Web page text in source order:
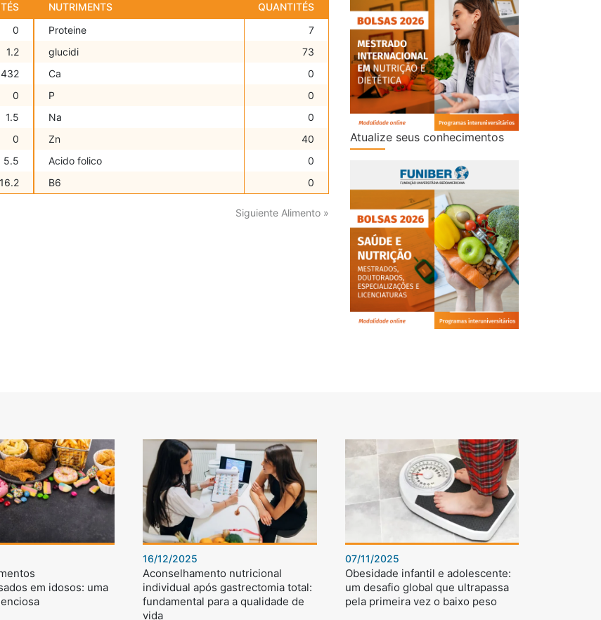
0
1.2
432
0
1.5
0
5.5
16.2
NUTRIMENTS
QUANTITÉS
Proteine
7
glucidi
73
Ca
0
P
0
Na
0
Zn
40
Acido folico
0
B6
0
Siguiente Alimento »
Atualize seus conhecimentos
em idosos: uma
16/12/2025
Aconselhamento nutricional
individual após gastrectomia total:
fundamental para a qualidade de
vida
07/11/2025
Obesidade infantil e adolescente:
um desafio global que ultrapassa
pela primeira vez o baixo peso